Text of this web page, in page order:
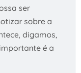
ser
sobre a
digamos,
é a